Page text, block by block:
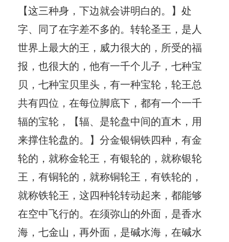
【这三种身，下边就会讲明白的。】处
字、同了在字差不多的。转轮圣王，是人
世界上最大的王，威力很大的，所受的福
报，也很大的，他有一千个儿子，七种宝
贝，七种宝贝里头，有一种宝轮，轮王总
共有四位，在每位脚底下，都有一个一千
辐的宝轮，【辐、是轮盘中间的直木，用
来撑住轮盘的。】分金银铜铁四种，有金
轮的，就称金轮王，有银轮的，就称银轮
王，有铜轮的，就称铜轮王，有铁轮的，
就称铁轮王，这四种轮转动起来，都能够
在空中飞行的。在须弥山的外面，是香水
海，七金山，再外面，是碱水海，在碱水